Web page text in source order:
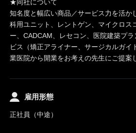
★同社について
知名度と幅広い商品／サービス力を活か
科用ユニット、レントゲン、マイクロス
ー、CADCAM、レセコン、医院建築プ
ビス（矯正アライナー、サージカルガイ
業医院から開業をお考えの先生にご提案
雇用形態
正社員（中途）